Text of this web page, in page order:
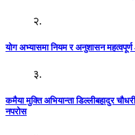
२.
योग अभ्यासमा नियम र अनुशासन
३.
कमैया मुक्ति अभियान्ता डिल्लीबहादुर
नपरोस